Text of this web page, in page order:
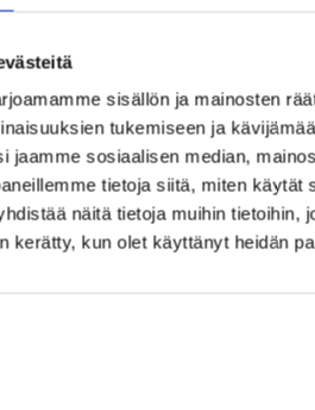
sisällön ja mainosten
tukemiseen ja
jaamme sosiaalisen median,
tietoja siitä, miten käytät
näitä tietoja muihin tietoihin,
kerätty, kun olet käyttänyt heidän
myös
Kaikki
ajankohtaiset